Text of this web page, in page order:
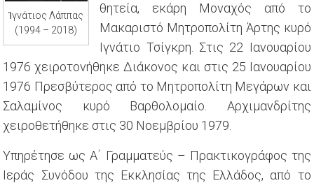
Ἰγνάτιος Λάππας
(1994 – 2018)
θητεία, εκάρη Μοναχός από το
Μακαριστό Μητροπολίτη Άρτης κυρό
Ιγνάτιο Τσίγκρη. Στις 22 Ιανουαρίου
1976 χειροτονήθηκε Διάκονος και στις 25 Ιανουαρίου
1976 Πρεσβύτερος από το Μητροπολίτη Μεγάρων και
Σαλαμίνος κυρό Βαρθολομαίο. Αρχιμανδρίτης
χειροθετήθηκε στις 30 Νοεμβρίου 1979.
Υπηρέτησε ως Α΄ Γραμματεύς – Πρακτικογράφος της
Ιεράς Συνόδου της Εκκλησίας της Ελλάδος, από το